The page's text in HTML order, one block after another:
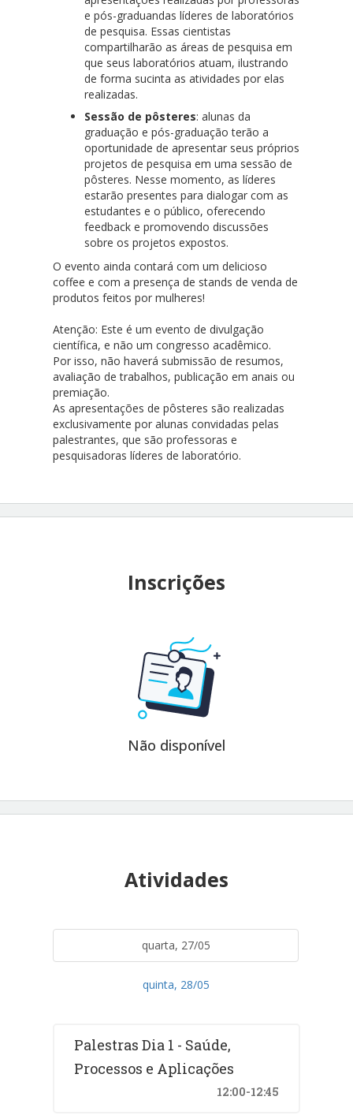
e pós-graduandas líderes de laboratórios
de pesquisa. Essas cientistas
compartilharão as áreas de pesquisa em
que seus laboratórios atuam, ilustrando
de forma sucinta as atividades por elas
realizadas.
Sessão de pôsteres: alunas da
graduação e pós-graduação terão a
oportunidade de apresentar seus próprios
projetos de pesquisa em uma sessão de
pôsteres. Nesse momento, as líderes
estarão presentes para dialogar com as
estudantes e o público, oferecendo
feedback e promovendo discussões
sobre os projetos expostos.
O evento ainda contará com um delicioso
coffee e com a presença de stands de venda de
produtos feitos por mulheres!
Atenção: Este é um evento de divulgação
científica, e não um congresso acadêmico.
Por isso, não haverá submissão de resumos,
avaliação de trabalhos, publicação em anais ou
premiação.
As apresentações de pôsteres são realizadas
exclusivamente por alunas convidadas pelas
palestrantes, que são professoras e
pesquisadoras líderes de laboratório.
Inscrições
Não disponível
Atividades
quarta, 27/05
quinta, 28/05
Palestras Dia 1 - Saúde,
Processos e Aplicações
12:00-12:45